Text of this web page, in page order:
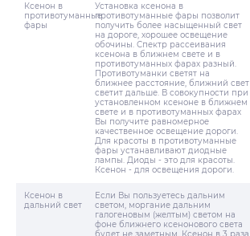
Ксенон в
противотуманные
фары
Установка ксенона в
противотуманные фары позволит
получить более насыщенный свет
на дороге, хорошее освещение
обочины. Спектр рассеивания
ксенона в ближнем свете и в
противотуманных фарах разный.
Противотуманки светят на
ближнее расстояние, ближний свет
светит дальше. В совокупности при
установленном ксеноне в ближнем
свете и в противотуманных фарах
Вы получите равномерное
качественное освещение дороги.
Для красоты в противотуманные
фары устанавливают диодные
лампы. Диоды - это для красоты.
Ксенон - для освещения дороги.
Ксенон в
дальний свет
Если Вы пользуетесь дальним
светом, моргание дальним
галогеновым (желтым) светом на
фоне ближнего ксенонового света